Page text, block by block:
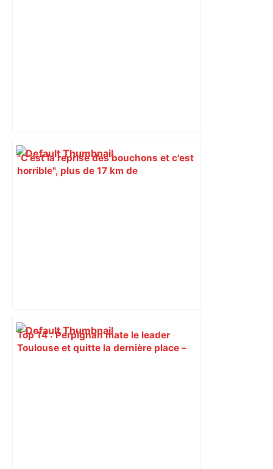
"C'est la reprise des bouchons et c'est
horrible", plus de 17 km de
Top 14 : Perpignan mate le leader
Toulouse et quitte la dernière place –